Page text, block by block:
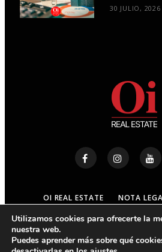
30 JULIO, 2026
OI REAL ESTATE NOTA
© 2023 OI REAL ESTATE - ALL
Utilizamos cookies para ofrecerte la
nuestra web.
Puedes aprender más sobre qué